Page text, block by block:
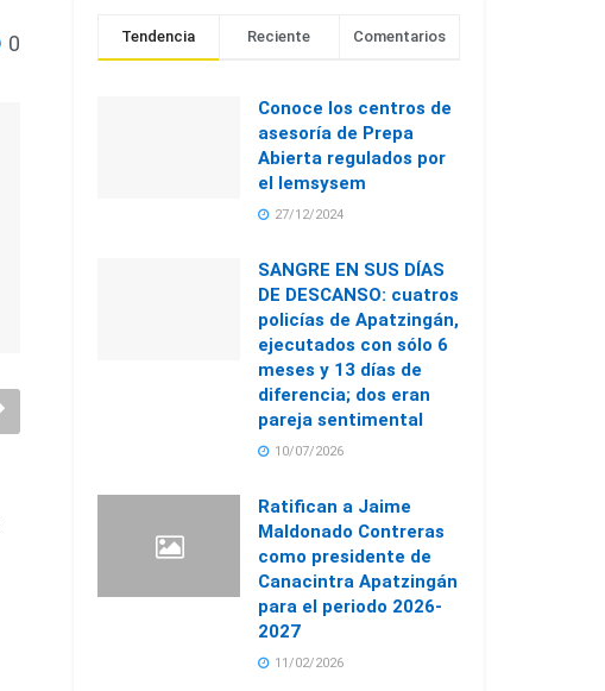
0 Tendencia Reciente Comentarios
Conoce los centros de
asesoría de Prepa
Abierta regulados por
el Iemsysem
27/12/2024
SANGRE EN SUS DÍAS
DE DESCANSO: cuatros
policías de Apatzingán,
ejecutados con sólo 6
meses y 13 días de
diferencia; dos eran
pareja sentimental
10/07/2026
Ratifican a Jaime
Maldonado Contreras
como presidente de
Canacintra Apatzingán
para el periodo 2026-
2027
11/02/2026